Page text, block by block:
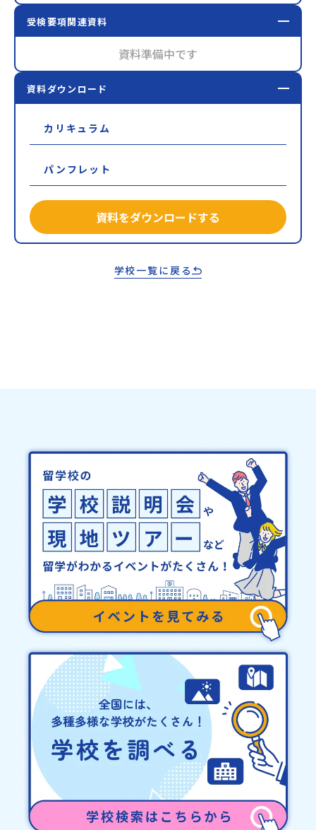
受検要項関連資料
資料準備中です
資料ダウンロード
カリキュラム
パンフレット
資料をダウンロードする
学校一覧に戻る